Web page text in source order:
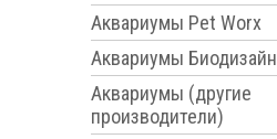
Аквариумы Pet Worx
Аквариумы Биодизайн
Аквариумы (другие
производители)